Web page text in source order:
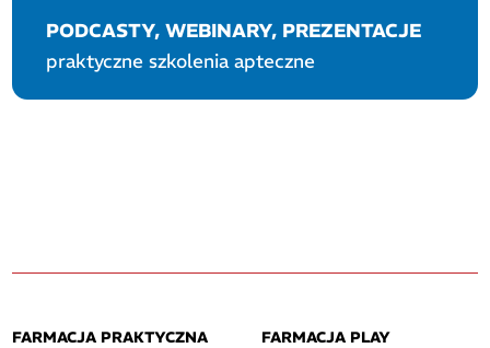
PODCASTY, WEBINARY, PREZENTACJE
praktyczne szkolenia apteczne
FARMACJA PRAKTYCZNA
FARMACJA PLAY